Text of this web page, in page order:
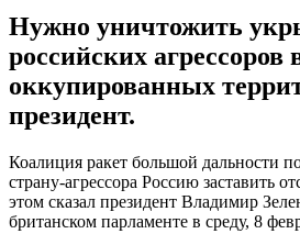
Нужно уничтожить
российских агрессоров
оккупированных
президент.
Коалиция ракет большой дальности
страну-агрессора Россию заставить
этом сказал президент Владимир
британском парламенте в среду, 8